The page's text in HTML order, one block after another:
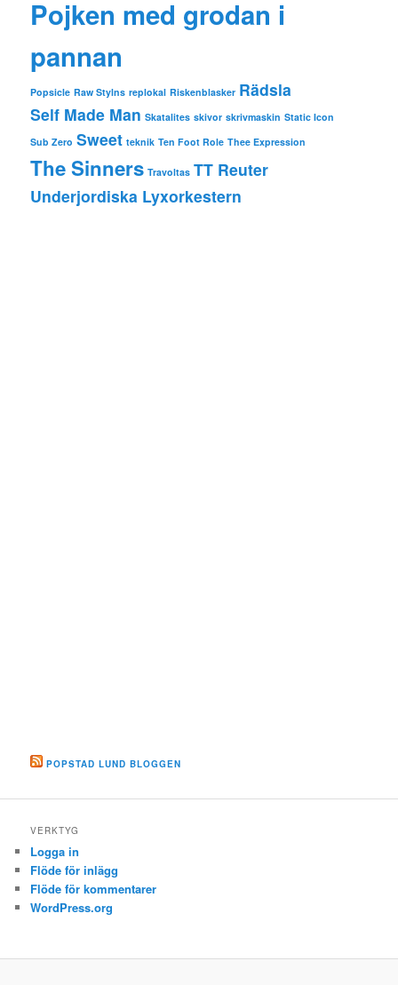
Pojken med grodan i
pannan
Popsicle Raw Stylns replokal Riskenblasker Rädsla
Self Made Man Skatalites skivor skrivmaskin Static Icon
Sub Zero Sweet teknik Ten Foot Role Thee Expression
The Sinners Travoltas TT Reuter
Underjordiska Lyxorkestern
POPSTAD LUND BLOGGEN
VERKTYG
Logga in
Flöde för inlägg
Flöde för kommentarer
WordPress.org